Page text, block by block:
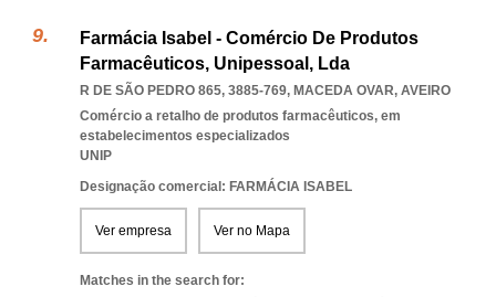
Farmácia Isabel - Comércio De Produtos
Farmacêuticos, Unipessoal, Lda
R DE SÃO PEDRO 865, 3885-769, MACEDA OVAR, AVEIRO
Comércio a retalho de produtos farmacêuticos, em
estabelecimentos especializados
UNIP
Designação comercial: FARMÁCIA ISABEL
Ver empresa Ver no Mapa
Matches in the search for: